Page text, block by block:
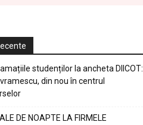
studenților la ancheta DIICOT:
din nou în centrul
DE NOAPTE LA FIRMELE